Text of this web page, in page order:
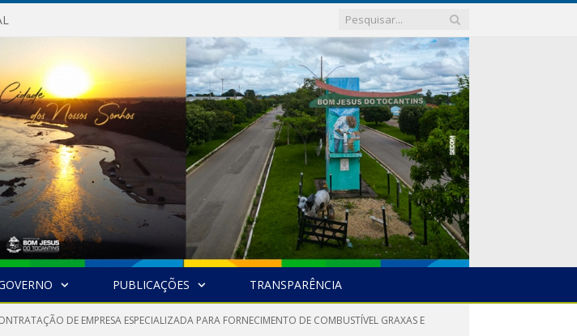
PUBLICAÇÕES TRANSPARÊNCIA
DE EMPRESA ESPECIALIZADA PARA FORNECIMENTO DE COMBUSTÍVEL GRAXAS E